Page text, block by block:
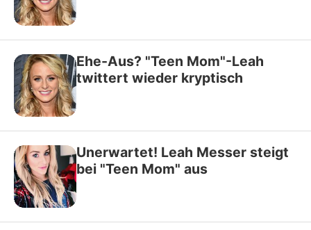
Ehe-Aus? "Teen Mom"-Leah
twittert wieder kryptisch
Unerwartet! Leah Messer steigt
bei "Teen Mom" aus